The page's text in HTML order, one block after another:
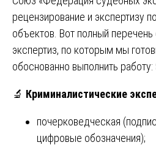
рецензирование и экспертизу
объектов. Вот полный
экспертиз, по которым мы
обоснованно выполнить
🔬 Криминалистические
почерковедческая
цифровые обозначения);